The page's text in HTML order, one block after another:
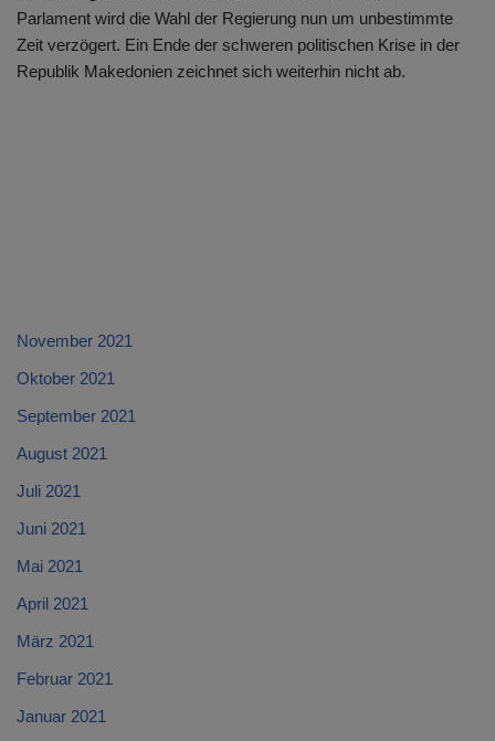
Parlament wird die Wahl der Regierung nun um unbestimmte
Zeit verzögert. Ein Ende der schweren politischen Krise in der
Republik Makedonien zeichnet sich weiterhin nicht ab.
November 2021
Oktober 2021
September 2021
August 2021
Juli 2021
Juni 2021
Mai 2021
April 2021
März 2021
Februar 2021
Januar 2021